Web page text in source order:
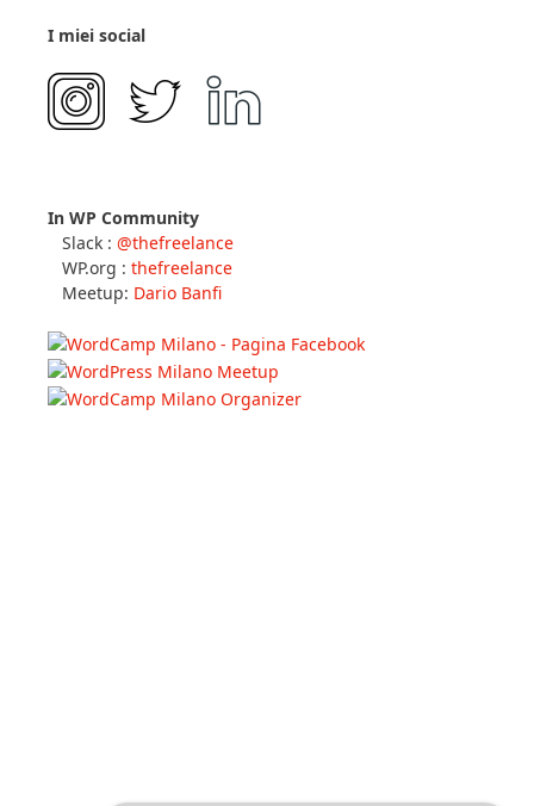
I miei social
In WP Community
Slack : @thefreelance
WP.org : thefreelance
Meetup: Dario Banfi